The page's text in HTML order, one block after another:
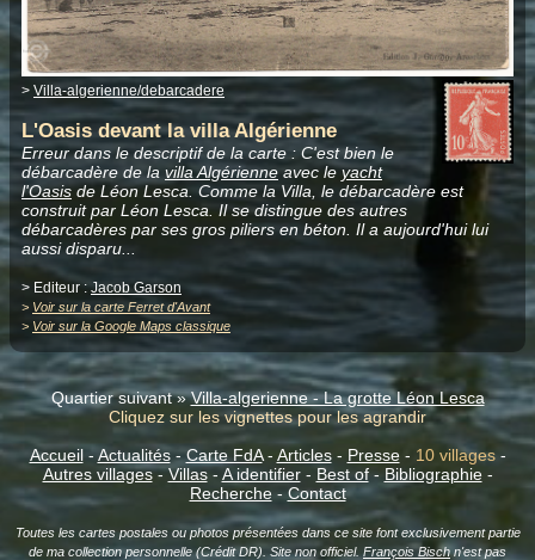
> Villa-algerienne/debarcadere
L'Oasis devant la villa Algérienne
Erreur dans le descriptif de la carte : C'est bien le
débarcadère de la villa Algérienne avec leyacht
l'Oasisde Léon Lesca. Comme la Villa, le débarcadère est
construit par Léon Lesca. Il se distingue des autres
débarcadères par ses gros piliers en béton. Il a aujourd'hui lui
aussi disparu...
> Editeur :Jacob Garson
> Voir sur la carte Ferret d'Avant
> Voir sur la Google Maps classique
Quartier suivant »Villa-algerienne - La grotte Léon Lesca
Cliquez sur les vignettes pour les agrandir
Accueil-Actualités- Carte FdA- Articles- Presse- 10 villages-
Autres villages-Villas- A identifier- Best of- Bibliographie-
Recherche- Contact
Toutes les cartes postales ou photos présentées dans ce site font exclusivement partie
de ma collection personnelle (Crédit DR). Site non officiel. François Bischn'est pas